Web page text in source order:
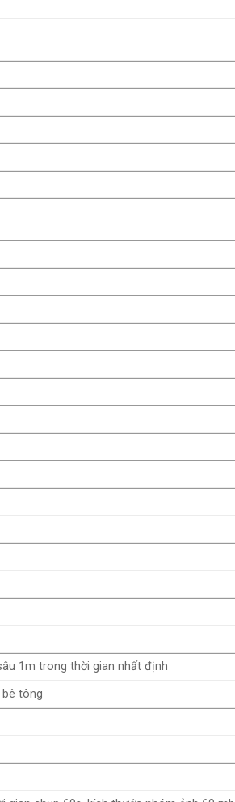
1m trong thời gian nhất định
tông